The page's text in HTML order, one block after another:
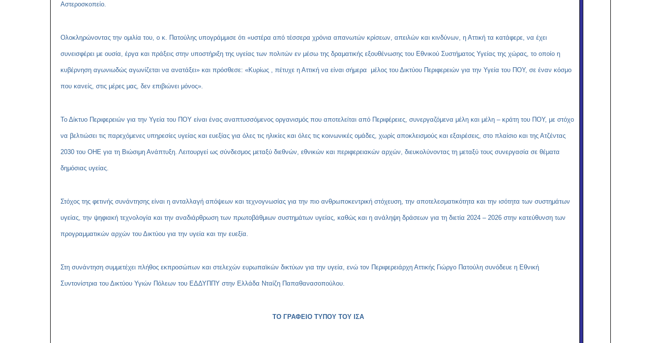
Αστεροσκοπείο.
Ολοκληρώνοντας την ομιλία του, ο κ. Πατούλης υπογράμμισε ότι «υστέρα από τέσσερα χρόνια απανωτών κρίσεων, απειλών και κινδύνων, η Αττική τα κατάφερε, να έχει
συνεισφέρει με ουσία, έργα και πράξεις στην υποστήριξη της υγείας των πολιτών εν μέσω της δραματικής εξουθένωσης του Εθνικού Συστήματος Υγείας της χώρας, το οποίο η
κυβέρνηση αγωνιωδώς αγωνίζεται να ανατάξει» και πρόσθεσε: «Κυρίως , πέτυχε η Αττική να είναι σήμερα μέλος του Δικτύου Περιφερειών για την Υγεία του ΠΟΥ, σε έναν κόσμο
που κανείς, στις μέρες μας, δεν επιβιώνει μόνος».
Το Δίκτυο Περιφερειών για την Υγεία του ΠΟΥ είναι ένας αναπτυσσόμενος οργανισμός που αποτελείται από Περιφέρειες, συνεργαζόμενα μέλη και μέλη – κράτη του ΠΟΥ, με στόχο
να βελτιώσει τις παρεχόμενες υπηρεσίες υγείας και ευεξίας για όλες τις ηλικίες και όλες τις κοινωνικές ομάδες, χωρίς αποκλεισμούς και εξαιρέσεις, στο πλαίσιο και της Ατζέντας
2030 του ΟΗΕ για τη Βιώσιμη Ανάπτυξη. Λειτουργεί ως σύνδεσμος μεταξύ διεθνών, εθνικών και περιφερειακών αρχών, διευκολύνοντας τη μεταξύ τους συνεργασία σε θέματα
δημόσιας υγείας.
Στόχος της φετινής συνάντησης είναι η ανταλλαγή απόψεων και τεχνογνωσίας για την πιο ανθρωποκεντρική στόχευση, την αποτελεσματικότητα και την ισότητα των συστημάτων
υγείας, την ψηφιακή τεχνολογία και την αναδιάρθρωση των πρωτοβάθμιων συστημάτων υγείας, καθώς και η ανάληψη δράσεων για τη διετία 2024 – 2026 στην κατεύθυνση των
προγραμματικών αρχών του Δικτύου για την υγεία και την ευεξία.
Στη συνάντηση συμμετέχει πλήθος εκπροσώπων και στελεχών ευρωπαϊκών δικτύων για την υγεία, ενώ τον Περιφερειάρχη Αττικής Γιώργο Πατούλη συνόδευε η Εθνική
Συντονίστρια του Δικτύου Υγιών Πόλεων του ΕΔΔΥΠΠΥ στην Ελλάδα Νταίζη Παπαθανασοπούλου.
ΤΟ ΓΡΑΦΕΙΟ ΤΥΠΟΥ ΤΟΥ ΙΣΑ